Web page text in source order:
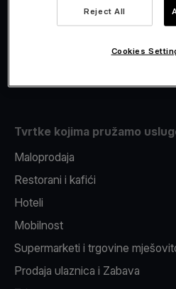
Fiskalizacija
Tvrtke kojima pružamo
Maloprodaja
Restorani i kafići
Hoteli
Mobilnost
Supermarketi i trgovine
Prodaja ulaznica i Zabava
Reject All
Cookies